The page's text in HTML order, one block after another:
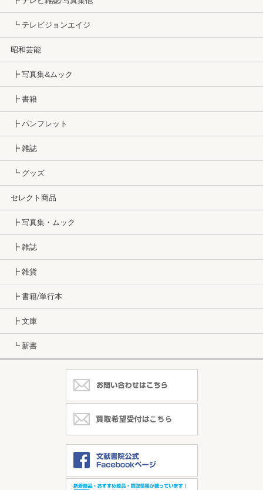
┗ テレビジョンエイジ
昭和芸能
┣ 写真集&ムック
┣ 書籍
┣ パンフレット
┣ 雑誌
┗ グッズ
セレクト商品
┣ 写真集・ムック
┣ 雑誌
┣ 雑貨
┣ 書籍/単行本
┣ 文庫
┗ 新書